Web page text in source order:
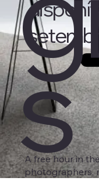
s
A free hour in
photographers,